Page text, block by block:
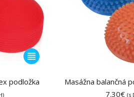
Tento
produkt
má
podložka
Masážna balančná
7.30€ (s